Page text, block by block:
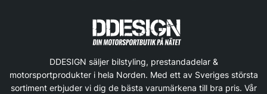
DDESIGN säljer bilstyling, prestandadelar &
motorsportprodukter i hela Norden. Med ett av Sveriges största
sortiment erbjuder vi dig de bästa varumärkena till bra pris. Vår